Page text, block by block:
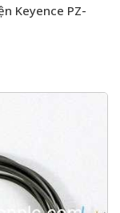
Keyence PZ-